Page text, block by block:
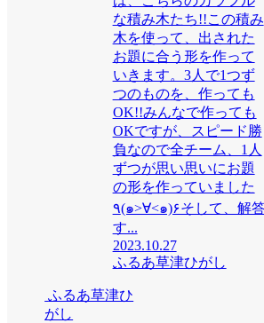
な積み木たち!!この積み
木を使って、出された
お題に合う形を作って
いきます。3人で1つず
つのものを、作っても
OK!!みんなで作っても
OKですが、スピード勝
負なので全チーム、1人
ずつが思い思いにお題
の形を作っていました
٩(๑>∀<๑)۶そして、解答
す...
2023.10.27
ふるあ草津ひがし
ふるあ草津ひ
がし